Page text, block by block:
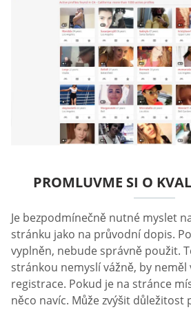
PROMLUVME SI O
Je bezpodmínečně nutné myslet
stránku jako na průvodní dopis.
vyplněn, nebude správně použit.
stránkou nemyslí vážně, by
registrace. Pokud je na stránce
něco navíc. Může zvýšit důležitost